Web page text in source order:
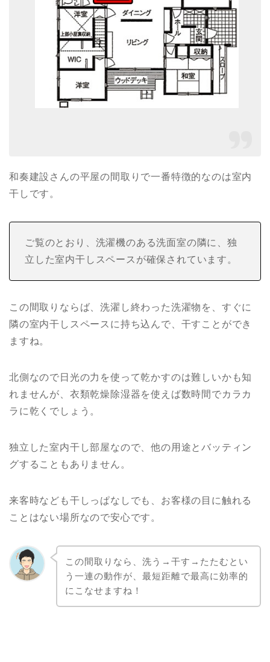
和奏建設さんの平屋の間取りで一番特徴的なのは室内
干しです。
ご覧のとおり、洗濯機のある洗面室の隣に、独
立した室内干しスペースが確保されています。
この間取りならば、洗濯し終わった洗濯物を、すぐに
隣の室内干しスペースに持ち込んで、干すことができ
ますね。
北側なので日光の力を使って乾かすのは難しいかも知
れませんが、衣類乾燥除湿器を使えば数時間でカラカ
ラに乾くでしょう。
独立した室内干し部屋なので、他の用途とバッティン
グすることもありません。
来客時なども干しっぱなしでも、お客様の目に触れる
ことはない場所なので安心です。
この間取りなら、洗う→干す→たたむとい
う一連の動作が、最短距離で最高に効率的
にこなせますね！